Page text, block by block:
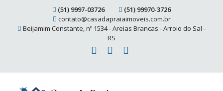
(51) 9997-03726
(51) 99970-3726
contato@casadapraiaimoveis.com.br
Beijamim Constante, nº 1534 - Areias Brancas - Arroio do Sal -
RS